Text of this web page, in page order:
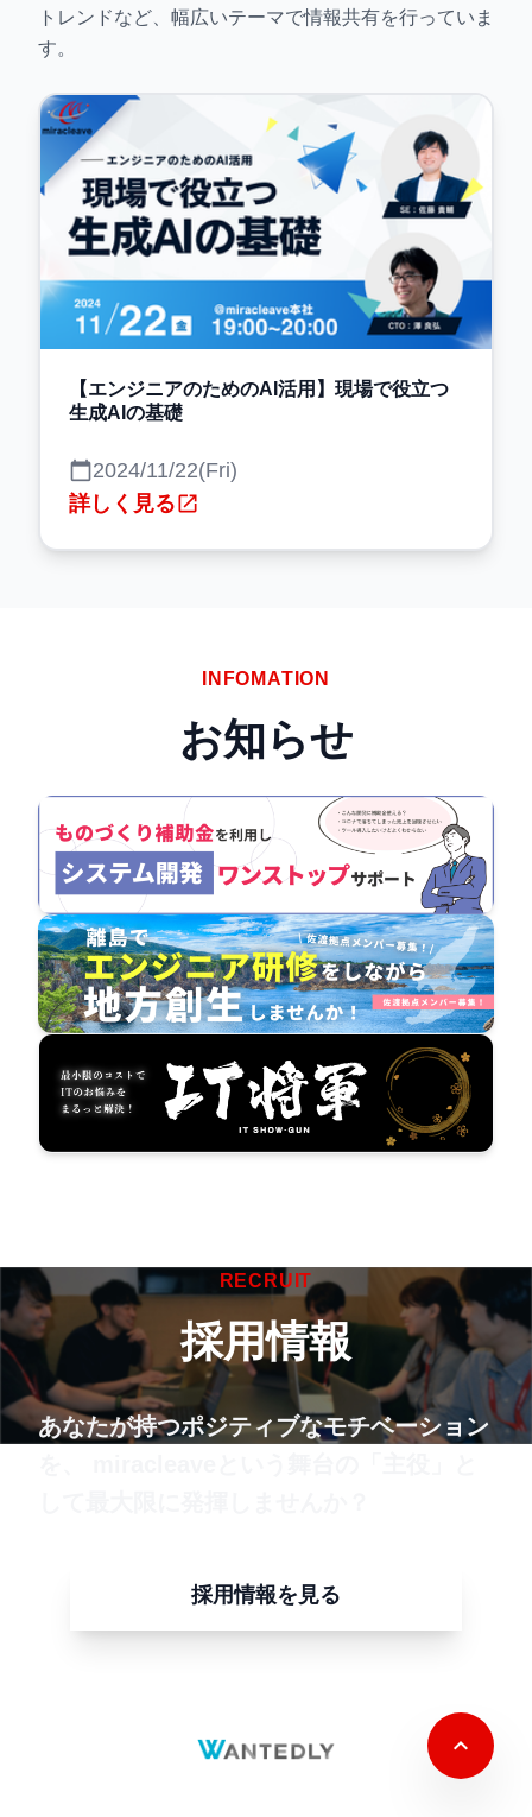
トレンドなど、幅広いテーマで情報共有を行っていま
す。
【エンジニアのためのAI活用】現場で役立つ
生成AIの基礎
calendar_today2024/11/22(Fri)
詳しく見るopen_in_new
INFOMATION
お知らせ
RECRUIT
採用情報
あなたが持つポジティブなモチベーション
採用情報を見る
keyboard_arrow_up